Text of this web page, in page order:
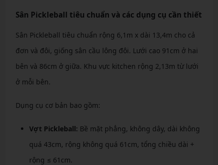
Sân Pickleball tiêu chuẩn và các dụng cụ cần thiết
Sân Pickleball tiêu chuẩn rộng 6,1m x dài 13,4m cho cả
đơn và đôi, giống sân cầu lông đôi. Lưới cao 91cm ở hai
bên và 86cm ở giữa. Khu vực kitchen rộng 2,13m từ lưới
ở mỗi bên.
Dụng cụ cơ bản bao gồm:
Vợt Pickleball: Bề mặt phẳng, không dây, dài không
quá 43cm, rộng không quá 61cm, tổng chiều dài +
rộng ≤ 61cm.